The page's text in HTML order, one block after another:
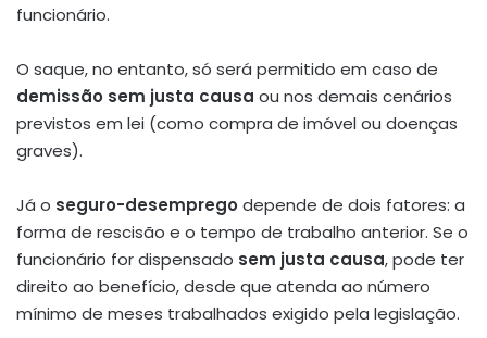
funcionário.
O saque, no entanto, só será permitido em caso de
demissão sem justa causa ou nos demais cenários
previstos em lei (como compra de imóvel ou doenças
graves).
Já o seguro-desemprego depende de dois fatores: a
forma de rescisão e o tempo de trabalho anterior. Se o
funcionário for dispensado sem justa causa, pode ter
direito ao benefício, desde que atenda ao número
mínimo de meses trabalhados exigido pela legislação.